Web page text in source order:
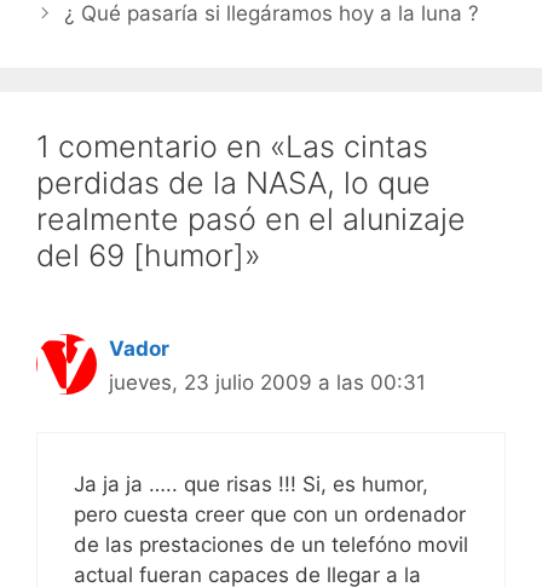
¿ Qué pasaría si llegáramos hoy a la luna ?
1 comentario en «Las cintas
perdidas de la NASA, lo que
realmente pasó en el alunizaje
del 69 [humor]»
Vador
jueves, 23 julio 2009 a las 00:31
Ja ja ja ….. que risas !!! Si, es humor,
pero cuesta creer que con un ordenador
de las prestaciones de un telefóno movil
actual fueran capaces de llegar a la